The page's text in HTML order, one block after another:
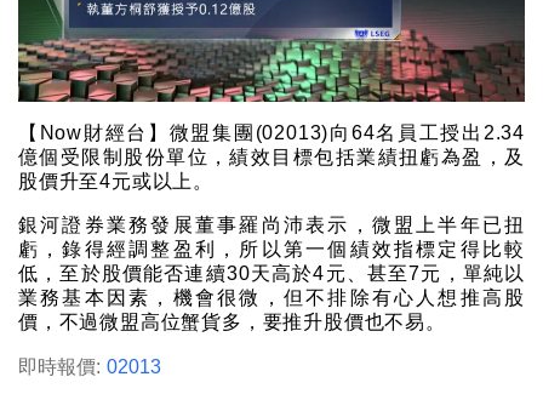
【Now財經台】微盟集團(02013)向64名員工授出2.34
億個受限制股份單位，績效目標包括業績扭虧為盈，及
股價升至4元或以上。
銀河證券業務發展董事羅尚沛表示，微盟上半年已扭
虧，錄得經調整盈利，所以第一個績效指標定得比較
低，至於股價能否連續30天高於4元、甚至7元，單純以
業務基本因素，機會很微，但不排除有心人想推高股
價，不過微盟高位蟹貨多，要推升股價也不易。
即時報價: 02013